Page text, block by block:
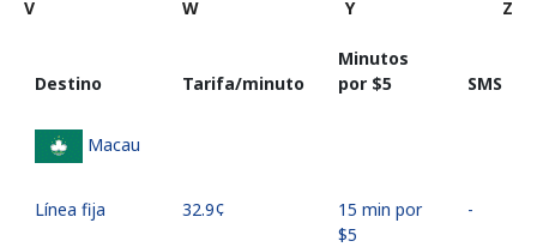
V
W Y Z
Destino Tarifa/minuto
Minutos
por ⁦$5⁩
SMS
Macau
Línea fija ⁦32.9¢⁩
15 min por
⁦$5⁩
-